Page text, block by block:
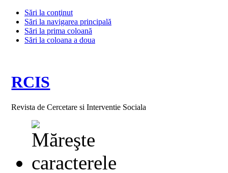
Sări la conţinut
Sări la navigarea principală
Sări la prima coloană
Sări la coloana a doua
RCIS
Revista de Cercetare si Interventie Sociala